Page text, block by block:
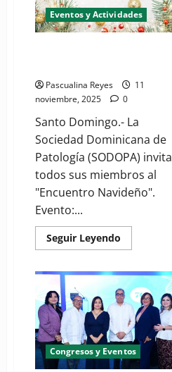
Eventos y Actividades
Pascualina Reyes
11
noviembre, 2025
0
Santo Domingo.- La
Sociedad Dominicana de
Patología (SODOPA)
todos sus miembros al
"Encuentro Navideño".
Evento:...
Seguir Leyendo
more
invita
sus
miembros
al
su
Navideño"
Congresos y Eventos